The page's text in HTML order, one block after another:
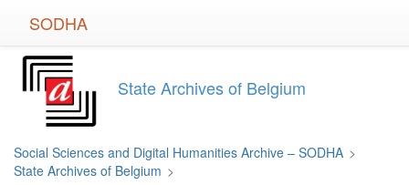
content
SODHA
State Archives of Belgium
Social Sciences and Digital Humanities Archive – SODHA >
State Archives of Belgium >